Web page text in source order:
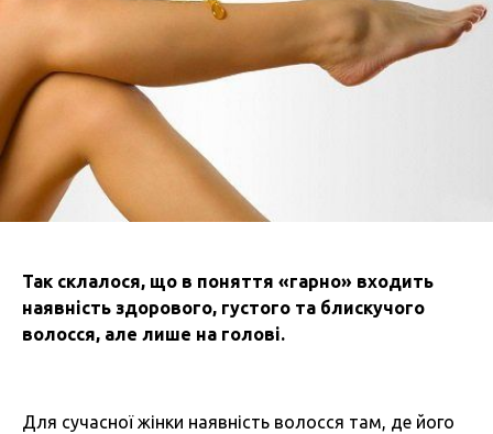
Так склалося, що в поняття «гарно» входить
наявність здорового, густого та блискучого
волосся, але лише на голові.
Для сучасної жінки наявність волосся там, де його